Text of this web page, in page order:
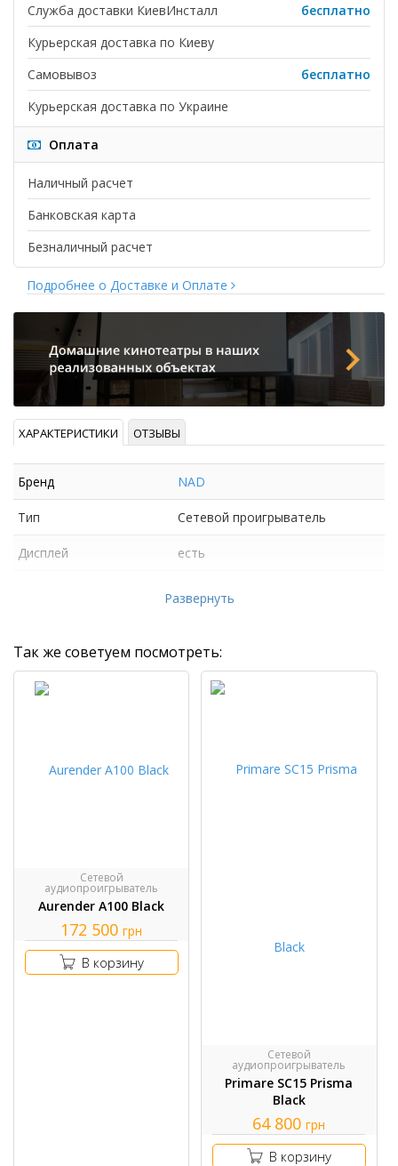
Служба доставки КиевИнсталл
бесплатно
Курьерская доставка по Киеву
Самовывоз
бесплатно
Курьерская доставка по Украине
Оплата
Наличный расчет
Банковская карта
Безналичный расчет
Подробнее о Доставке и Оплате
ХАРАКТЕРИСТИКИ ОТЗЫВЫ
Бренд NAD
Тип Сетевой проигрыватель
Дисплей есть
Развернуть
Так же советуем посмотреть:
Сетевой
аудиопроигрыватель
Aurender A100 Black
172 500 грн
В корзину
Сетевой
аудиопроигрыватель
Primare SC15 Prisma
Black
64 800 грн
В корзину